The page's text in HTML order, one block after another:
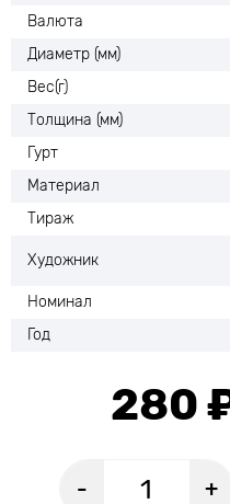
Валюта
Диаметр (мм)
Вес(г)
Толщина (мм)
Гурт
Материал
Тираж
Художник
Номинал
Год
280
- +